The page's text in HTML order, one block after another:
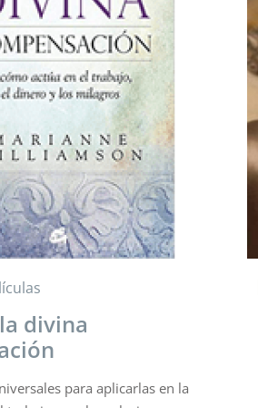
más profundo
la voz de la autora nos revela el